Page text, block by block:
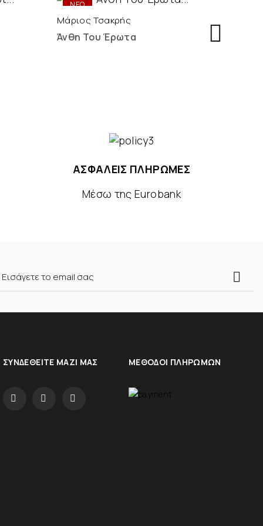
ΝΕΟ
Μάριος Τσακρής
Άνθη Του Έρωτα
ΑΣΦΑΛΕΙΣ ΠΛΗΡΩΜΕΣ
Μέσω της Eurobank
ΣΥΝΔΕΘΕΊΤΕ ΜΑΖΊ ΜΑΣ ΜΈΘΟΔΟΙ ΠΛΗΡΩΜΏΝ